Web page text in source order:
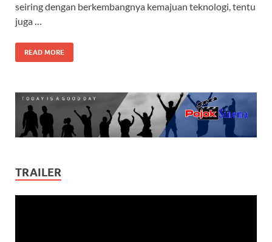
seiring dengan berkembangnya kemajuan teknologi, tentu
juga …
READ MORE
TRAILER